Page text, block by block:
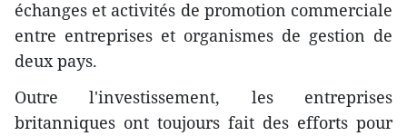
échanges et activités de promotion commerciale
entre entreprises et organismes de gestion de
deux pays.
Outre l'investissement, les entreprises
britanniques ont toujours fait des efforts pour